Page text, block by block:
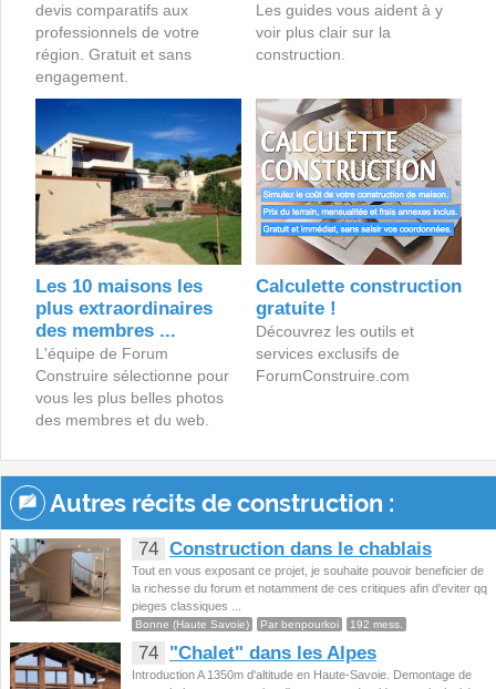
devis comparatifs aux
professionnels de votre
région. Gratuit et sans
engagement.
Les guides vous aident à y
voir plus clair sur la
construction.
Les 10 maisons les
plus extraordinaires
des membres ...
L'équipe de Forum
Construire sélectionne pour
vous les plus belles photos
des membres et du web.
Calculette construction
gratuite !
Découvrez les outils et
services exclusifs de
ForumConstruire.com
Autres récits de construction :
74 Construction dans le chablais
Tout en vous exposant ce projet, je souhaite pouvoir beneficier de
la richesse du forum et notamment de ces critiques afin d'eviter qq
pieges classiques ...
Bonne (Haute Savoie) Par benpourkoi 192 mess.
74 "Chalet" dans les Alpes
Introduction A 1350m d'altitude en Haute-Savoie. Demontage de